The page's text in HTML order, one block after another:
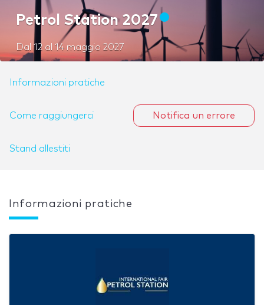
Petrol Station 2027
Dal 12 al 14 maggio 2027
Informazioni pratiche
Come raggiungerci
Stand allestiti
Notifica un errore
Informazioni pratiche